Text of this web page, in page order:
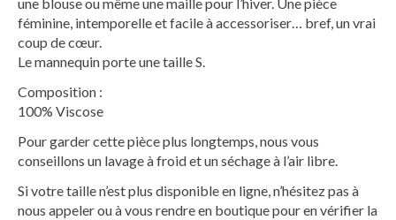
féminine, intemporelle et facile à accessoriser… bref, un vrai
coup de cœur.
Le mannequin porte une taille S.
Composition :
100% Viscose
Pour garder cette pièce plus longtemps, nous vous
conseillons un lavage à froid et un séchage à l’air libre.
Si votre taille n’est plus disponible en ligne, n’hésitez pas à
nous appeler ou à vous rendre en boutique pour en vérifier la